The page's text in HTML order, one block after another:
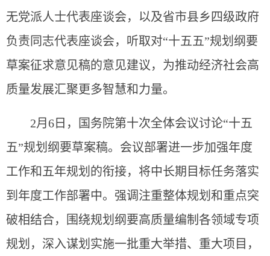
无党派人士代表座谈会，以及省市县乡四级政府
负责同志代表座谈会，听取对“十五五”规划纲要
草案征求意见稿的意见建议，为推动经济社会高
质量发展汇聚更多智慧和力量。
2月6日，国务院第十次全体会议讨论“十五
五”规划纲要草案稿。会议部署进一步加强年度
工作和五年规划的衔接，将中长期目标任务落实
到年度工作部署中。强调注重整体规划和重点突
破相结合，围绕规划纲要高质量编制各领域专项
规划，深入谋划实施一批重大举措、重大项目，